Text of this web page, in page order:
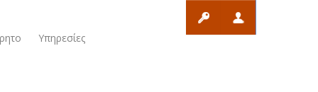
Υπηρεσίες